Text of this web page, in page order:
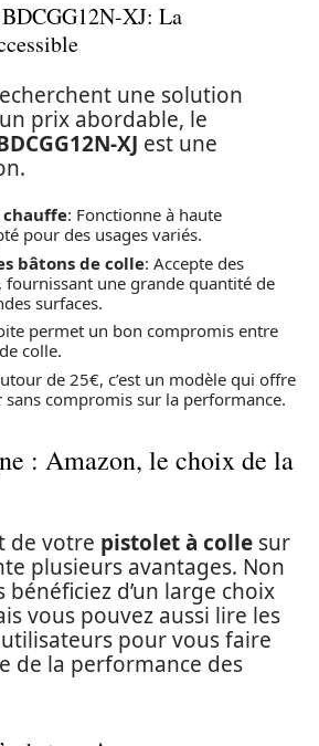
XJ: La
une solution
prix abordable, le
XJ est une
: Fonctionne à haute
pour des usages variés.
bâtons de colle: Accepte des
fournissant une grande quantité de
surfaces.
permet un bon compromis entre
colle.
de 25€, c’est un modèle qui offre
sans compromis sur la performance.
: Amazon, le choix de la
de votre pistolet à colle sur
plusieurs avantages. Non
d’un large choix
vous pouvez aussi lire les
pour vous faire
de la performance des